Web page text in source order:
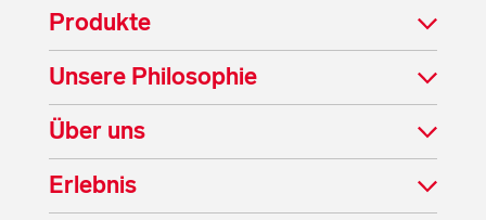
Produkte
Unsere Philosophie
Über uns
Erlebnis